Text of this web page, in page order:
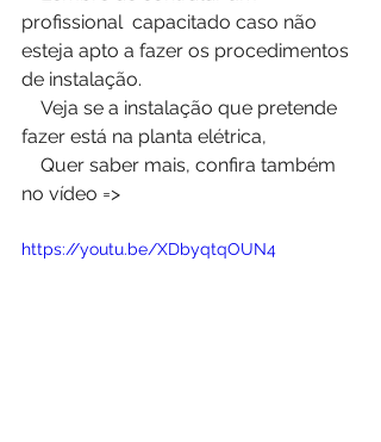
profissional  capacitado caso não
esteja apto a fazer os procedimentos
de instalação.
fazer está na planta elétrica,
no vídeo =>
https://youtu.be/XDbyqtqOUN4